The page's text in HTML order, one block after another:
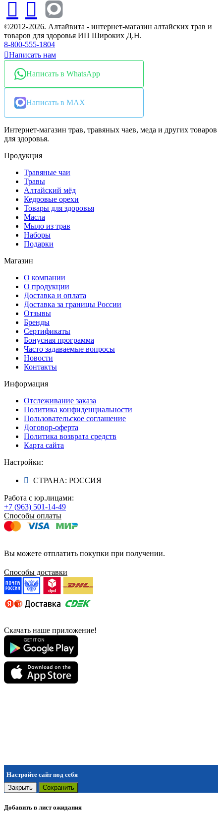
©2012-2026. Алтайвита - интернет-магазин алтайских трав и
товаров для здоровья ИП Широких Д.Н.
8-800-555-1804
Написать нам
Написать в WhatsApp
Написать в MAX
Интернет-магазин трав, травяных чаев, меда и других товаров
для здоровья.
Продукция
Травяные чаи
Травы
Алтайский мёд
Кедровые орехи
Товары для здоровья
Масла
Мыло из трав
Наборы
Подарки
Магазин
О компании
О продукции
Доставка и оплата
Доставка за границы России
Отзывы
Бренды
Сертификаты
Бонусная программа
Часто задаваемые вопросы
Новости
Контакты
Информация
Отслеживание заказа
Политика конфиденциальности
Пользовательское соглашение
Договор-оферта
Политика возврата средств
Карта сайта
Настройки:
СТРАНА: РОССИЯ
Работа с юр.лицами:
+7 (963) 501-14-49
Способы оплаты
Вы можете отплатить покупки при получении.
Способы доставки
Скачать наше приложение!
Настройте сайт под себя
Закрыть
Сохранить
Добавить в лист ожидания